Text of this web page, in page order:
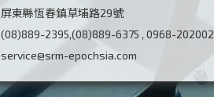
屏東縣恆春鎮草埔路29號
(08)889-2395,(08)889-6375 , 0968-202002
service@srm-epochsia.com